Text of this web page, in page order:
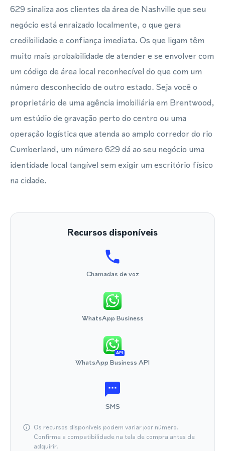
629 sinaliza aos clientes da área de Nashville que seu
negócio está enraizado localmente, o que gera
credibilidade e confiança imediata. Os que ligam têm
muito mais probabilidade de atender e se envolver com
um código de área local reconhecível do que com um
número desconhecido de outro estado. Seja você o
proprietário de uma agência imobiliária em Brentwood,
um estúdio de gravação perto do centro ou uma
operação logística que atenda ao amplo corredor do rio
Cumberland, um número 629 dá ao seu negócio uma
identidade local tangível sem exigir um escritório físico
na cidade.
Recursos disponíveis
Chamadas de voz
WhatsApp Business
API
WhatsApp Business API
SMS
Os recursos disponíveis podem variar por número.
Confirme a compatibilidade na tela de compra antes de
adquirir.